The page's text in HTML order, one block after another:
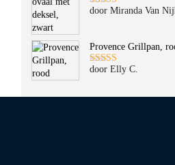
Gewaardeerd
door Miranda Van
Provence Grillpan,
Gewaardeerd
door Elly C.